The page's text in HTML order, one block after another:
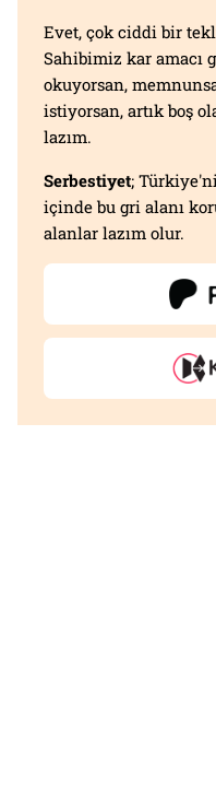
Evet, çok ciddi bir
Sahibimiz kar amacı
okuyorsan,
istiyorsan, artık boş
lazım.
Serbestiyet;
içinde bu gri alanı
alanlar lazım olur.